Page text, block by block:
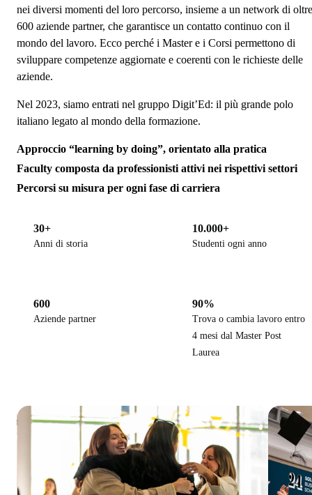
nei diversi momenti del loro percorso, insieme a un network di oltre
600 aziende partner, che garantisce un contatto continuo con il
mondo del lavoro. Ecco perché i Master e i Corsi permettono di
sviluppare competenze aggiornate e coerenti con le richieste delle
aziende.
Nel 2023, siamo entrati nel gruppo Digit’Ed: il più grande polo
italiano legato al mondo della formazione.
Approccio “learning by doing”, orientato alla pratica
Faculty composta da professionisti attivi nei rispettivi settori
Percorsi su misura per ogni fase di carriera
30+
Anni di storia
10.000+
Studenti ogni anno
600
Aziende partner
90%
Trova o cambia lavoro entro
4 mesi dal Master Post
Laurea